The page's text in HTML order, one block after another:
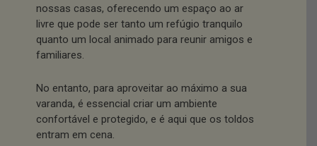
nossas casas, oferecendo um espaço ao ar
livre que pode ser tanto um refúgio tranquilo
quanto um local animado para reunir amigos e
familiares.
No entanto, para aproveitar ao máximo a sua
varanda, é essencial criar um ambiente
confortável e protegido, e é aqui que os toldos
entram em cena.